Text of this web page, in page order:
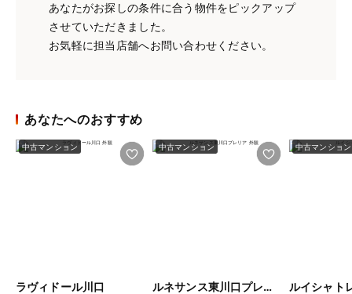
あなたがお探しの条件に合う物件をピックアップ
させていただきました。
お気軽に担当店舗へお問い合わせください。
あなたへのおすすめ
中古マンション
ラヴィドール川口
中古マンション
ルネサンス東川口プレリア
中古マンション
ルイシャト